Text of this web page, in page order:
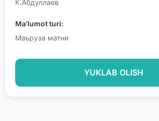
К.Абдуллаев
Ma'lumot turi:
Маъруза матни
YUKLAB OLISH